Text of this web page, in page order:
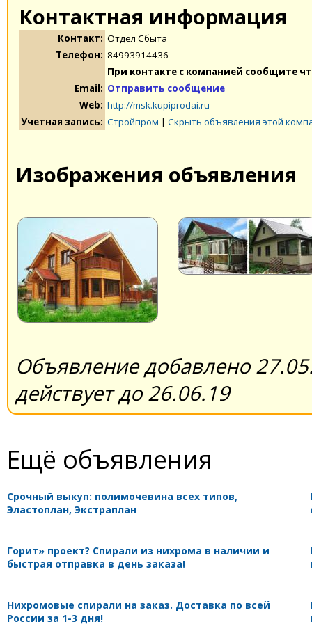
Контактная информация
Контакт: Отдел Сбыта
Телефон: 84993914436
При контакте с компанией сообщите
Email: Отправить сообщение
Web: http://msk.kupiprodai.ru
Учетная запись: Стройпром | Скрыть объявления этой
Изображения объявления
Объявление добавлено
действует до 26.06.19
Ещё объявления
Срочный выкуп: полимочевина всех типов,
Эластоплан, Экстраплан
Горит» проект? Спирали из нихрома в наличии и
быстрая отправка в день заказа!
Нихромовые спирали на заказ. Доставка по всей
России за 1-3 дня!